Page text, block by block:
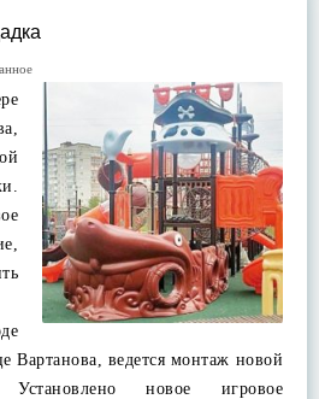
Вартанова, ведется монтаж новой
новое игровое